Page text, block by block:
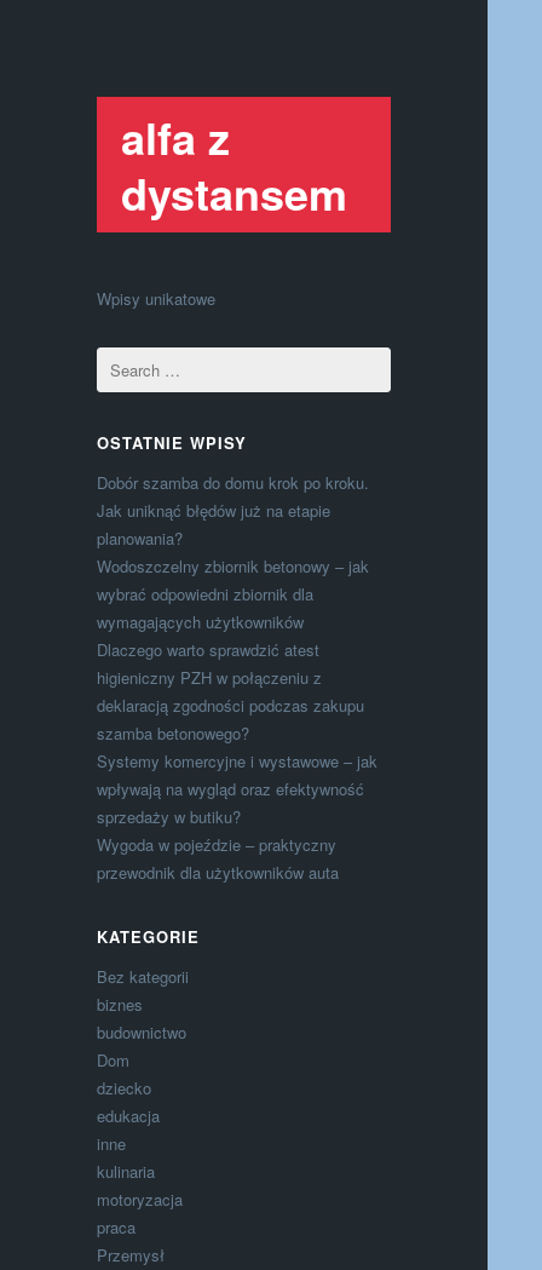
alfa z
dystansem
Wpisy unikatowe
OSTATNIE WPISY
Dobór szamba do domu krok po kroku.
Jak uniknąć błędów już na etapie
planowania?
Wodoszczelny zbiornik betonowy – jak
wybrać odpowiedni zbiornik dla
wymagających użytkowników
Dlaczego warto sprawdzić atest
higieniczny PZH w połączeniu z
deklaracją zgodności podczas zakupu
szamba betonowego?
Systemy komercyjne i wystawowe – jak
wpływają na wygląd oraz efektywność
sprzedaży w butiku?
Wygoda w pojeździe – praktyczny
przewodnik dla użytkowników auta
KATEGORIE
Bez kategorii
biznes
budownictwo
Dom
dziecko
edukacja
inne
kulinaria
motoryzacja
praca
Przemysł